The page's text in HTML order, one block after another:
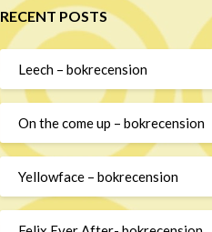
RECENT POSTS
Leech – bokrecension
On the come up – bokrecension
Yellowface – bokrecension